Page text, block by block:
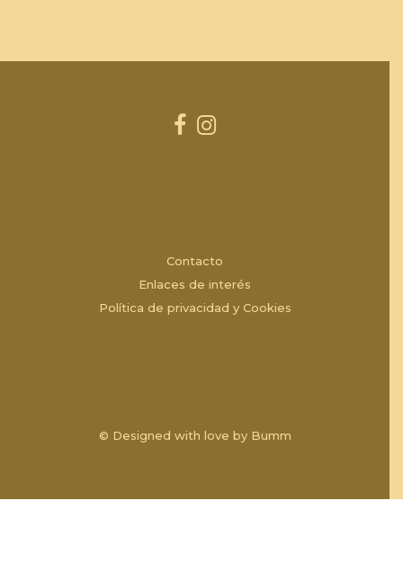
Contacto
Enlaces de interés
Política de privacidad y Cookies
© Designed with love by Bumm